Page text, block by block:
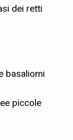
dei retti
basaliomi
piccole